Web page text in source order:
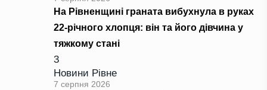
На Рівненщині граната вибухнула в руках
22-річного хлопця: він та його дівчина у
тяжкому стані
3
Новини Рівне
7 серпня 2026